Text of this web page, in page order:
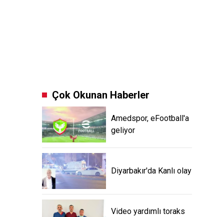
Çok Okunan Haberler
Amedspor, eFootball'a
geliyor
Diyarbakır'da Kanlı olay
Video yardımlı toraks